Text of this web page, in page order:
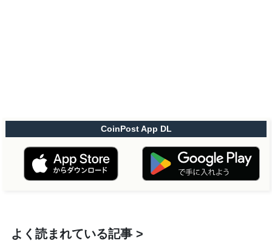
CoinPost App DL
よく読まれている記事